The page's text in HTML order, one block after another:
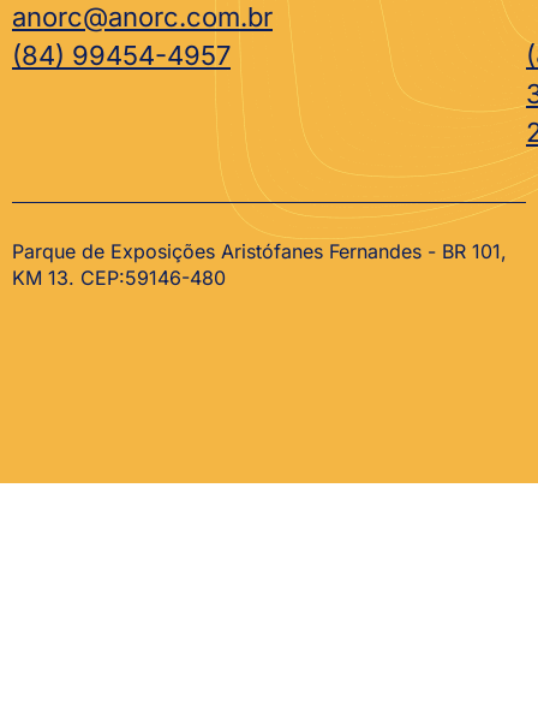
anorc@anorc.com.br
(84) 99454-4957
Parque de Exposições Aristófanes Fernandes - BR 101,
KM 13. CEP:59146-480